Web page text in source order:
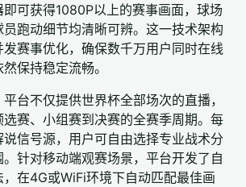
可获得1080P以上的赛事画面，球场
跑动细节均清晰可辨。这一技术架构
赛事优化，确保数千万用户同时在线
保持稳定流畅。
台不仅提供世界杯全部场次的直播，
赛、小组赛到决赛的全赛季周期。每
信号源，用户可自由选择专业战术分
针对移动端观赛场景，平台开发了自
在4G或WiFi环境下自动匹配最佳画